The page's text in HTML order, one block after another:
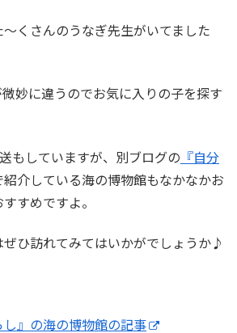
くさんのうなぎ先生がいてました
妙に違うのでお気に入りの子を探す
もしていますが、別ブログの 『自分
紹介している海の博物館もなかなかお
すめですよ。
ひ訪れてみてはいかがでしょうか♪
』の海の博物館の記事